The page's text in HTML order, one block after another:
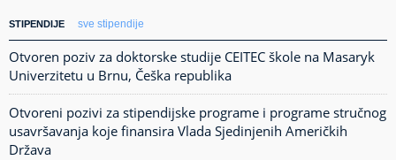
STIPENDIJE sve stipendije
Otvoren poziv za doktorske studije CEITEC škole na Masaryk
Univerzitetu u Brnu, Češka republika
Otvoreni pozivi za stipendijske programe i programe stručnog
usavršavanja koje finansira Vlada Sjedinjenih Američkih
Država